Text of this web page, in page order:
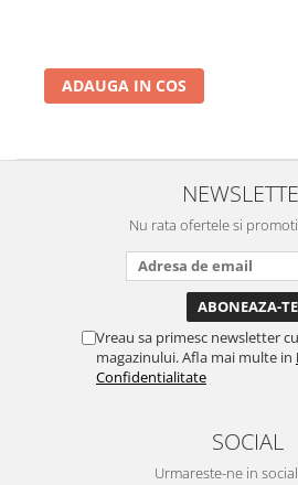
ADAUGA IN COS
Nu rata ofertele si
Vreau sa primesc newsletter
magazinului. Afla mai multe in
Confidentialitate
SOCIAL
Urmareste-ne in